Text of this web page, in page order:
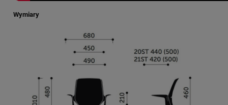
Wymiary